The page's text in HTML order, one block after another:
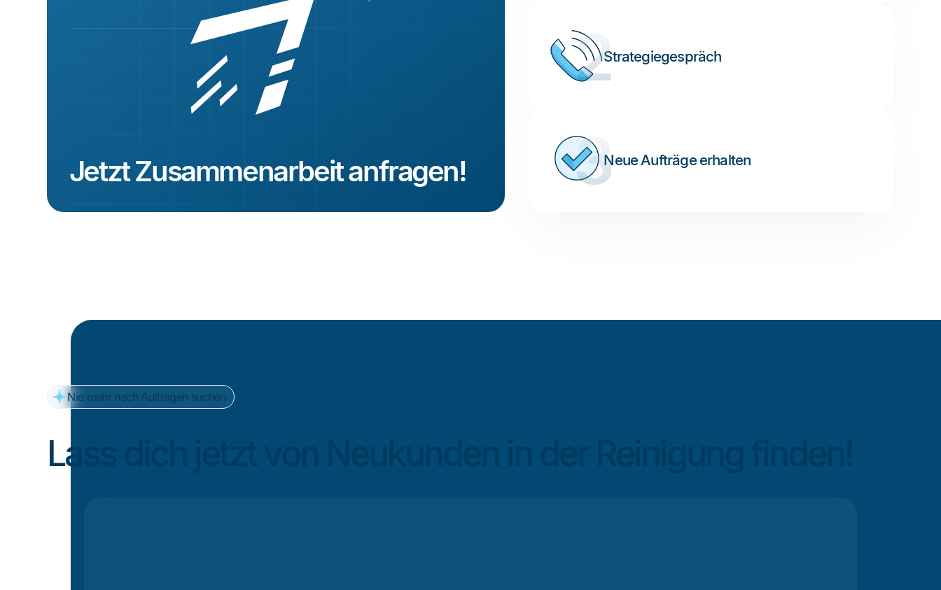
Jetzt Zusammenarbeit anfragen!
Strategiegespräch
2
Neue Aufträge erhalten
3
Nie mehr nach Aufträgen suchen
Lass dich jetzt von Neukunden in der Reinigung finden!